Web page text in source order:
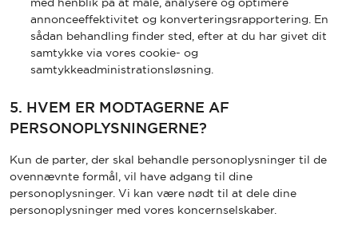
annonceeffektivitet og konverteringsrapportering. En
sådan behandling finder sted, efter at du har givet dit
samtykke via vores cookie- og
samtykkeadministrationsløsning.
5. HVEM ER MODTAGERNE AF
PERSONOPLYSNINGERNE?
Kun de parter, der skal behandle personoplysninger til de
ovennævnte formål, vil have adgang til dine
personoplysninger. Vi kan være nødt til at dele dine
personoplysninger med vores koncernselskaber.